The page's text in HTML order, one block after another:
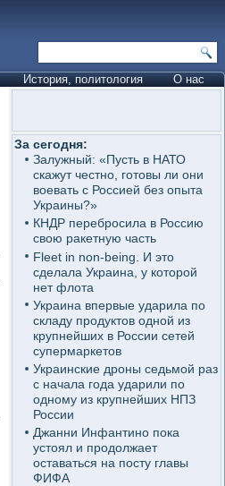
История, политология О нас
За сегодня:
Залужный: «Пусть в НАТО
скажут честно, готовы ли они
воевать с Россией без опыта
Украины?»
КНДР перебросила в Россию
свою ракетную часть
Fleet in non-being. И это
сделала Украина, у которой
нет флота
Украина впервые ударила по
складу продуктов одной из
крупнейших в России сетей
супермаркетов
Украинские дроны седьмой раз
с начала года ударили по
одному из крупнейших НПЗ
России
Джанни Инфантино пока
устоял и продолжает
оставаться на посту главы
ФИФА